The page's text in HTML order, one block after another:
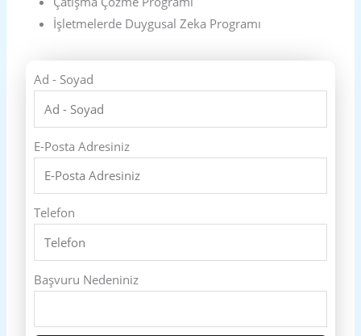
İşletmelerde Duygusal Zeka Programı
Ad - Soyad
E-Posta Adresiniz
Telefon
Başvuru Nedeniniz